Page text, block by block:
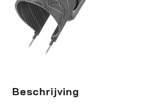
Beschrijving